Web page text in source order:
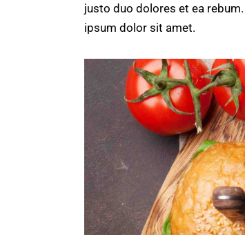
justo duo dolores et ea
ipsum dolor sit amet.